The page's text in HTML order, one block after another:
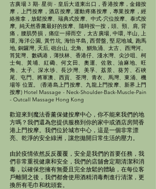
古廣場 3 期- 星街 - 皇后大道東出口，香港按摩，金鐘按
摩， 上門按摩， 酒店按摩, 運動疼痛按摩，專業按摩，經
絡推拿，放鬆按摩、瑞典式按摩、中式-穴位按摩、泰式按
摩, 純天然香薰最好的按摩、隨時按一按，頭、頸、肩, 背
痛，腰肌勞損， 痛症一掃而空 ，太古廣場, 中環, 半山, 上
環, 海洋公園, 黃竹坑, 海怡半島, 西營盤, 堅尼地城, 跑馬
地, 銅鑼灣, 天后, 砲台山, 北角、鰂魚涌、太古、西灣河、
筲箕灣、數碼港，薄扶林、香港仔、淺水灣、尖沙咀、柯
士甸、黃埔、紅磡、何文田、奧運、佐敦、油麻地、旺
角、太子、深水埗、長沙灣、美孚、荔景、葵芳、石硤
尾、屯門、將軍澳、西貢、荃灣、青衣、馬灣、東涌、機
場等 位置。 (香港島上門按摩、九龍上門按摩、新界上門
按摩) Hotel Massage - Neck-Shoulder-Back-Muscle-Pain
- Outcall Massage Hong Kong
歡迎來到魔法香薰保健按摩中心， 你不能來我們的地
方嗎？我們還為您提供服務到你的家中或酒店房間香
港上門按摩。我們位於城市中心，這是一個非常漂
亮、乾淨的安全綠洲 ， 讓您拋開日常生活的壓力。
由於疫情依然反反覆覆，安全是我們的首要任務，我
們非常重視健康和安全，我們的店舖會定期清潔和消
毒，以確保您擁有無憂且完全放鬆的體驗，在每位客
戶離開之後，我們都會使用酒精消毒劑進行清潔，更
換所有毛巾和枕頭套。